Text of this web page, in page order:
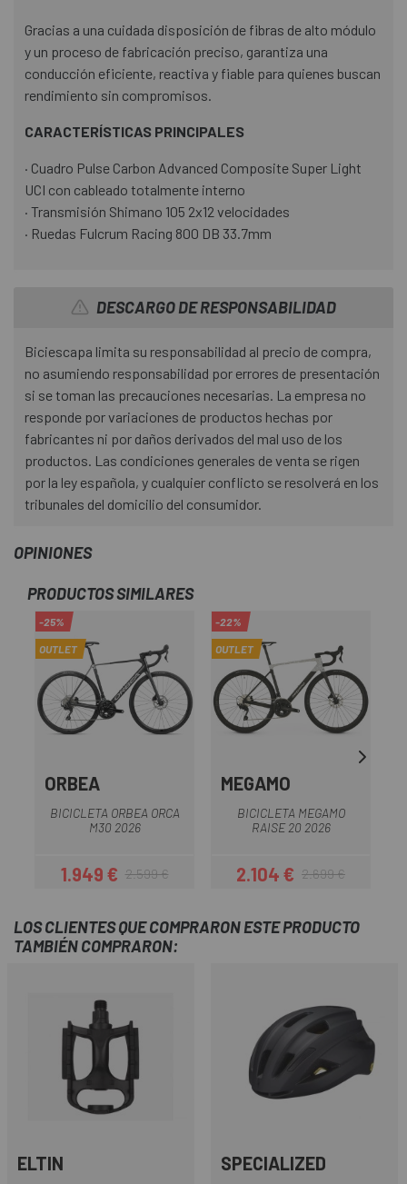
Gracias a una cuidada disposición de fibras de alto módulo
y un proceso de fabricación preciso, garantiza una
conducción eficiente, reactiva y fiable para quienes buscan
rendimiento sin compromisos.
CARACTERÍSTICAS PRINCIPALES
· Cuadro Pulse Carbon Advanced Composite Super Light
UCI con cableado totalmente interno
· Transmisión Shimano 105 2x12 velocidades
· Ruedas Fulcrum Racing 800 DB 33.7mm
DESCARGO DE RESPONSABILIDAD
Biciescapa limita su responsabilidad al precio de compra,
no asumiendo responsabilidad por errores de presentación
si se toman las precauciones necesarias. La empresa no
responde por variaciones de productos hechas por
fabricantes ni por daños derivados del mal uso de los
productos. Las condiciones generales de venta se rigen
por la ley española, y cualquier conflicto se resolverá en los
tribunales del domicilio del consumidor.
OPINIONES
PRODUCTOS SIMILARES
-25%
OUTLET
ORBEA
BICICLETA ORBEA ORCA
M30 2026
Precio
1.949 €Precio regular
2.599 €
-22%
OUTLET
MEGAMO
BICICLETA MEGAMO
RAISE 20 2026
Precio
2.104 €Precio regular
2.699 €
LOS CLIENTES QUE COMPRARON ESTE PRODUCTO
TAMBIÉN COMPRARON:
ELTIN SPECIALIZED